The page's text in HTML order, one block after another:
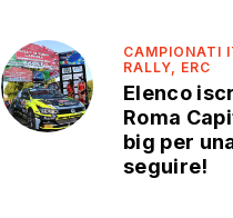
CAMPIONATI
RALLY, ERC
Elenco
Roma
big per
seguire!